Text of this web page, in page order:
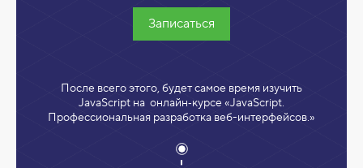
Записаться
После всего этого, будет самое время изучить
JavaScript на онлайн‑курсе «JavaScript.
Профессиональная разработка веб-интерфейсов.»